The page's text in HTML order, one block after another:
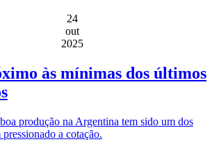
24
out
2025
às mínimas dos últimos
produção na Argentina tem sido um dos
a cotação.